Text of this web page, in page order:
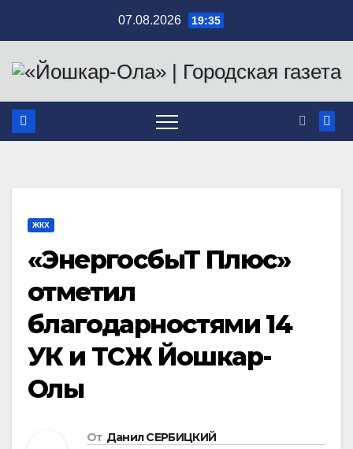
содержимому
07.08.2026 19:35
ЖКХ
«ЭнергосбыТ Плюс»
отметил
благодарностями 14
УК и ТСЖ Йошкар-
Олы
От Данил СЕРБИЦКИЙ